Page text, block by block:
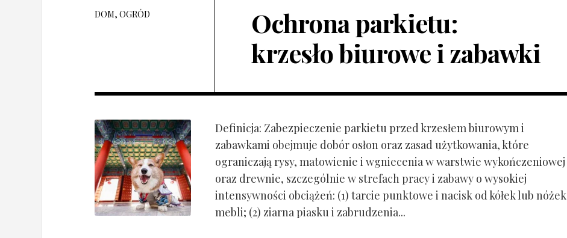
DOM, OGRÓD
Ochrona parkietu:
krzesło biurowe i zabawki
Definicja: Zabezpieczenie parkietu przed krzesłem biurowym i
zabawkami obejmuje dobór osłon oraz zasad użytkowania, które
ograniczają rysy, matowienie i wgniecenia w warstwie wykończeniowej
oraz drewnie, szczególnie w strefach pracy i zabawy o wysokiej
intensywności obciążeń: (1) tarcie punktowe i nacisk od kółek lub nóżek
mebli; (2) ziarna piasku i zabrudzenia...